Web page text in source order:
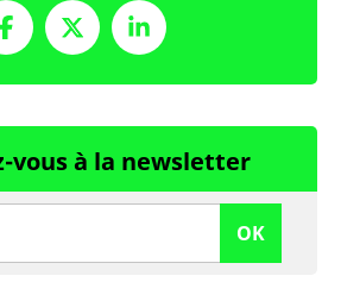
vous à la newsletter
OK